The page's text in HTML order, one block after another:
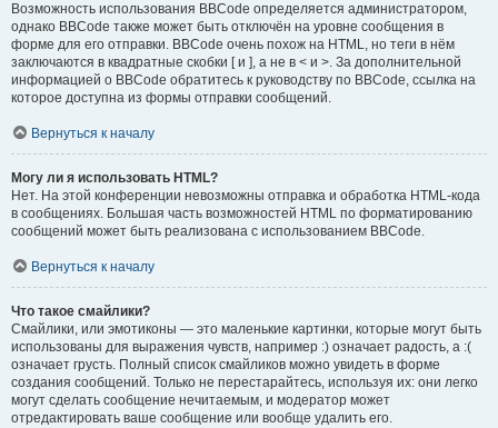
Возможность использования BBCode определяется администратором,
однако BBCode также может быть отключён на уровне сообщения в
форме для его отправки. BBCode очень похож на HTML, но теги в нём
заключаются в квадратные скобки [ и ], а не в < и >. За дополнительной
информацией о BBCode обратитесь к руководству по BBCode, ссылка на
которое доступна из формы отправки сообщений.
Вернуться к началу
Могу ли я использовать HTML?
Нет. На этой конференции невозможны отправка и обработка HTML-кода
в сообщениях. Большая часть возможностей HTML по форматированию
сообщений может быть реализована с использованием BBCode.
Вернуться к началу
Что такое смайлики?
Смайлики, или эмотиконы — это маленькие картинки, которые могут быть
использованы для выражения чувств, например :) означает радость, а :(
означает грусть. Полный список смайликов можно увидеть в форме
создания сообщений. Только не перестарайтесь, используя их: они легко
могут сделать сообщение нечитаемым, и модератор может
отредактировать ваше сообщение или вообще удалить его.